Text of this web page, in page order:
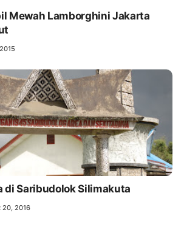
Mewah Lamborghini Jakarta
di Saribudolok Silimakuta
20, 2016